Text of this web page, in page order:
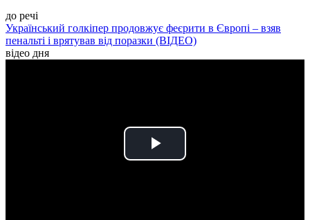
до речі
Український голкіпер продовжує феєрити в Європі – взяв
пенальті і врятував від поразки (ВІДЕО)
відео дня
Play